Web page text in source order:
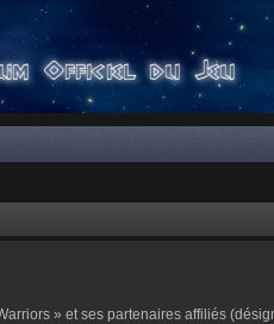
» et ses partenaires affiliés